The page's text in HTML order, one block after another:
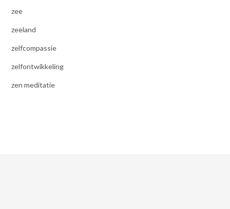
zee
zeeland
zelfcompassie
zelfontwikkeling
zen meditatie